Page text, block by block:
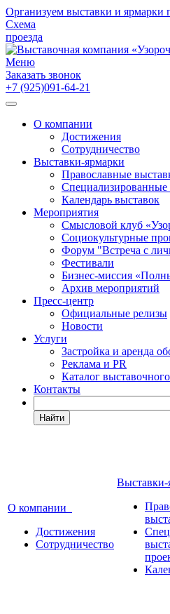
Организуем выставки и ярмарки
Схема
проезда
Меню
Заказать звонок
+7 (925)091-64-21
О компании
Достижения
Сотрудничество
Выставки-ярмарки
Православные
Календарь выставок
Мероприятия
Смысловой клуб
Социокультурные
Форум "Встреча с
Фестивали
Бизнес-миссия
Архив мероприятий
Пресс-центр
Официальные релизы
Новости
Услуги
Застройка и аренда
Реклама и PR
Каталог
Контакты
Найти
О компании
Достижения
Сотрудничество
Выставки-